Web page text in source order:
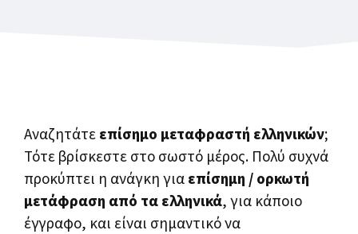
Αναζητάτε επίσημο μεταφραστή ελληνικών;
Τότε βρίσκεστε στο σωστό μέρος. Πολύ συχνά
προκύπτει η ανάγκη για επίσημη / ορκωτή
μετάφραση από τα ελληνικά, για κάποιο
έγγραφο, και είναι σημαντικό να